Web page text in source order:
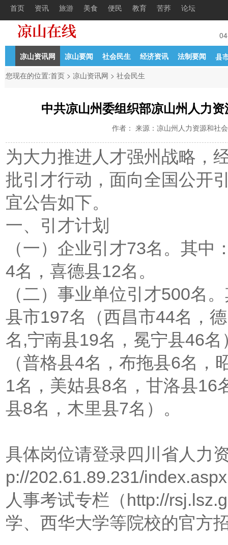
首页 资讯 旅游 美食 便民 教育 苦荞 论坛
考核招聘中学教04-21 04-27
凉山资讯网 凉山要闻 社会民生 经济资讯 法制要闻
县
您现在的位置:首页 > 凉山资讯网 > 社会民生
中共凉山州委组织部凉山州人力
作者： 来源：凉山州人力资源和社
为大力推进人才强州战略，
批引才行动，面向全国公开
宜公告如下。
一、引才计划
（一）企业引才73名。其
4名，喜德县12名。
（二）事业单位引才500名
县市197名（西昌市44名，
名,宁南县19名，冕宁县46
（普格县4名，布拖县6名
1名，美姑县8名，甘洛县16
县8名，木里县7名）。
具体岗位请登录四川省人力
p://202.61.89.231/
人事考试专栏（http://
学、西华大学等院校的官方